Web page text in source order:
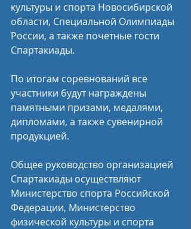
культуры и спорта Новосибирской
области, Специальной Олимпиады
России, а также почетные гости
Спартакиады.
По итогам соревнований все
участники будут награждены
памятными призами, медалями,
дипломами, а также сувенирной
продукцией.
Общее руководство организацией
Спартакиады осуществляют
Министерство спорта Российской
Федерации, Министерство
физической культуры и спорта